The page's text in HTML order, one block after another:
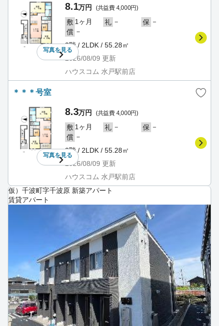
写真を見る
8.1万円 (共益費 4,000円)
敷 1ヶ月 礼 － 保 －
償 －
2階 / 2LDK / 55.28㎡
2026/08/09 更新
ハウスコム 水戸駅前店
＊＊＊号室
写真を見る
8.3万円 (共益費 4,000円)
敷 1ヶ月 礼 － 保 －
償 －
2階 / 2LDK / 55.28㎡
2026/08/09 更新
ハウスコム 水戸駅前店
仮）千波町字千波原 新築アパート
賃貸アパート